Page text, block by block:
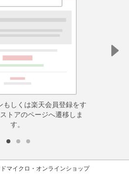
もしくは楽天会員登録をす
トアのページへ遷移しま
す。
ドマイクロ・オンラインショップ